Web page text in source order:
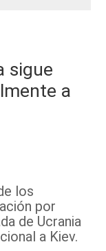
sigue
a
los
por
de Ucrania
a Kiev.